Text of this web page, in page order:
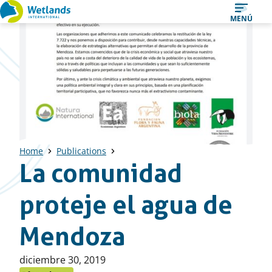
Ir
contenido
MENÚ
Home Publications
La comunidad
proteje el agua de
Mendoza
Publicado
diciembre 30, 2019